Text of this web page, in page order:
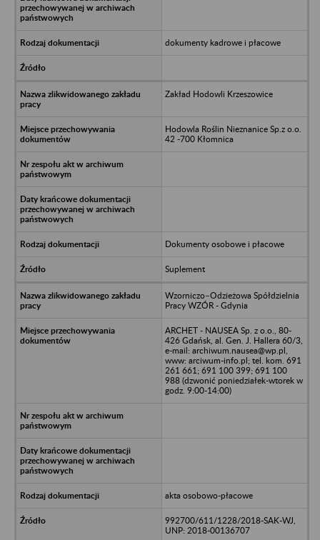
dokumenty kadrowe i płacowe
Zakład Hodowli Krzeszowice
Hodowla Roślin Nieznanice Sp.z o.o.
42 -700 Kłomnica
Dokumenty osobowe i płacowe
Suplement
Wzorniczo–Odzieżowa Spółdzielnia
Pracy WZÓR - Gdynia
ARCHET - NAUSEA Sp. z o.o., 80-
426 Gdańsk, al. Gen. J. Hallera 60/3,
e-mail: archiwum.nausea@wp.pl,
www: arciwum-info.pl; tel. kom. 691
261 661; 691 100 399; 691 100
988 (dzwonić poniedziałek-wtorek w
godz. 9:00-14:00)
akta osobowo-płacowe
992700/611/1228/2018-SAK-WJ,
UNP: 2018-00136707